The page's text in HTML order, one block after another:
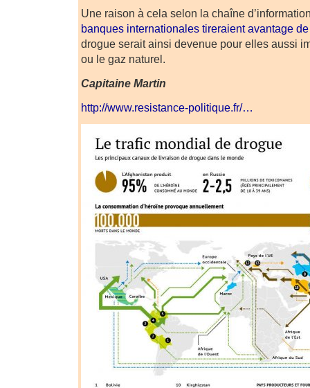
Une raison à cela selon la chaîne
banques internationales tireraient avantage
drogue serait ainsi devenue pour elles aussi
ou le gaz naturel.
Capitaine Martin
http://www.resistance-politique.fr/…